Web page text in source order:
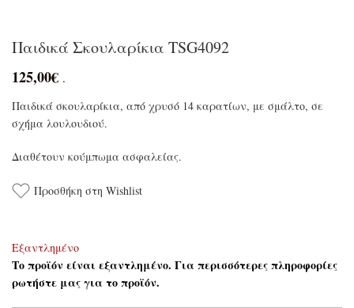
Παιδικά Σκουλαρίκια TSG4092
125,00€ .
Παιδικά σκουλαρίκια, από χρυσό 14 καρατίων, με σμάλτο, σε
σχήμα λουλουδιού.
Διαθέτουν κούμπωμα ασφαλείας.
Προσθήκη στη Wishlist
Εξαντλημένο
Το προϊόν είναι εξαντλημένο. Για περισσότερες πληροφορίες
ρωτήστε μας για το προϊόν.